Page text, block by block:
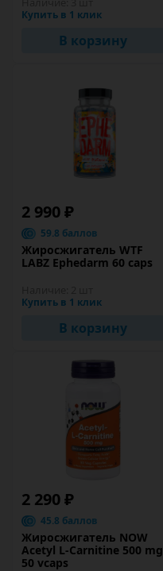
Купить в 1 клик
В корзину
2 990 ₽
59.8 баллов
Жиросжигатель WTF
LABZ Ephedarm 60 caps
Купить в 1 клик
В корзину
2 290 ₽
45.8 баллов
Жиросжигатель NOW
Acetyl L-Carnitine 500 mg
50 vcaps